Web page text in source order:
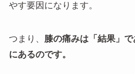
やす要因になります。
つまり、 膝の痛みは「結果」
にあるのです。